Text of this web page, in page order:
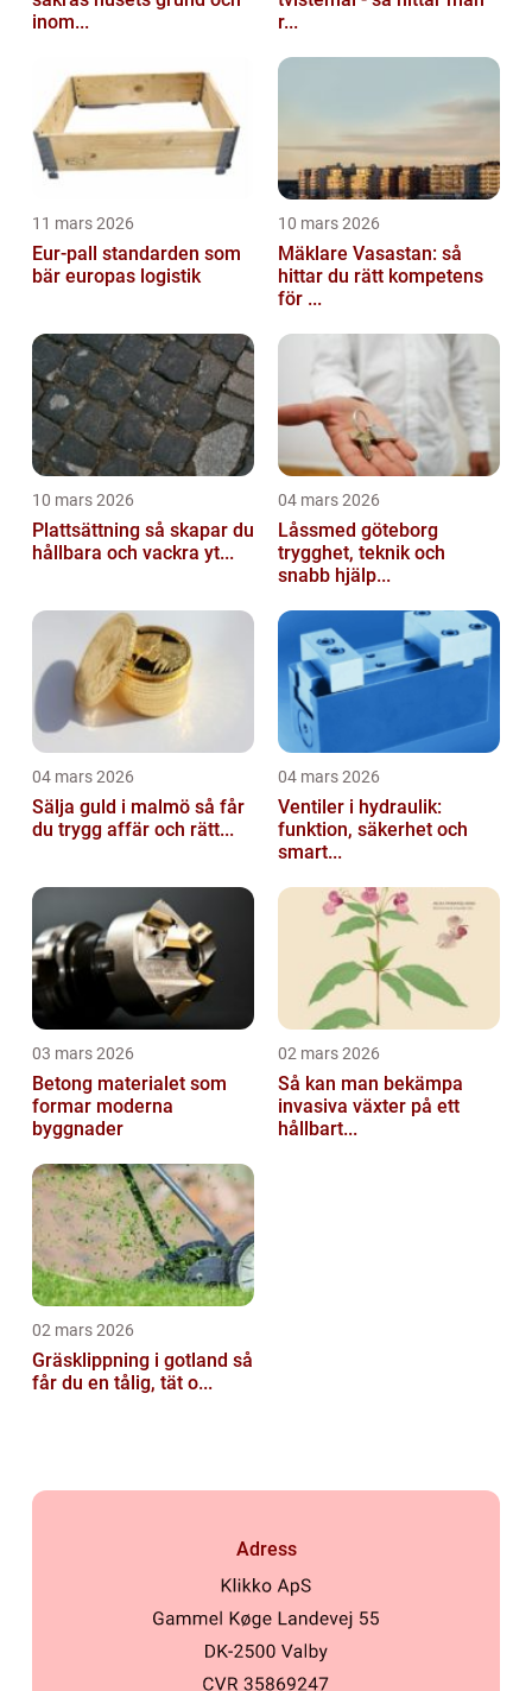
inom...
r...
11 mars 2026
Eur-pall standarden som
bär europas logistik
10 mars 2026
Mäklare Vasastan: så
hittar du rätt kompetens
för ...
10 mars 2026
Plattsättning så skapar du
hållbara och vackra yt...
04 mars 2026
Låssmed göteborg
trygghet, teknik och
snabb hjälp...
04 mars 2026
Sälja guld i malmö så får
du trygg affär och rätt...
04 mars 2026
Ventiler i hydraulik:
funktion, säkerhet och
smart...
03 mars 2026
Betong materialet som
formar moderna
byggnader
02 mars 2026
Så kan man bekämpa
invasiva växter på ett
hållbart...
02 mars 2026
Gräsklippning i gotland så
får du en tålig, tät o...
Adress